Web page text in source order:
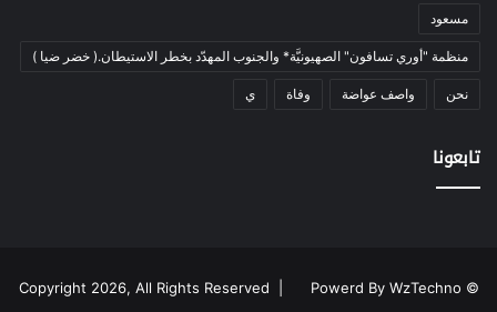
صحيفة “الجمهورية” عنونت:” العقدة:
عون وباسيل لا يريدان الحريري” وكتبت
‏في حال استمراره على هذا المنوال
فنون
في مثل هذا اليوم
(79)
قصة
نقاش
مسعود
منظمة "أوري تسافون" الصهيونيَّة* والجنوب المهدّد بخطر الاستيطان.( خضر ضيا )
نحن واصف عواضة وفاة ي
تابعونا
© Copyright 2026, All Rights Reserved |
Powerd By WzTechno